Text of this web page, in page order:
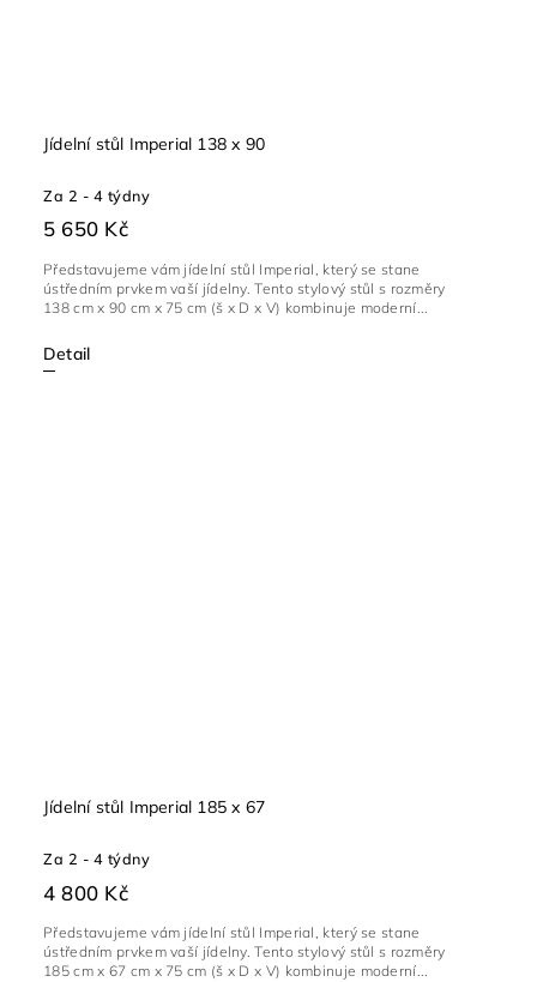
Jídelní stůl Imperial 138 x 90
Za 2 - 4 týdny
5 650 Kč
Detail
Představujeme vám jídelní stůl Imperial, který se stane
ústředním prvkem vaší jídelny. Tento stylový stůl s rozměry
138 cm x 90 cm x 75 cm (š x D x V) kombinuje moderní...
Jídelní stůl Imperial 185 x 67
Za 2 - 4 týdny
4 800 Kč
Představujeme vám jídelní stůl Imperial, který se stane
ústředním prvkem vaší jídelny. Tento stylový stůl s rozměry
185 cm x 67 cm x 75 cm (š x D x V) kombinuje moderní...